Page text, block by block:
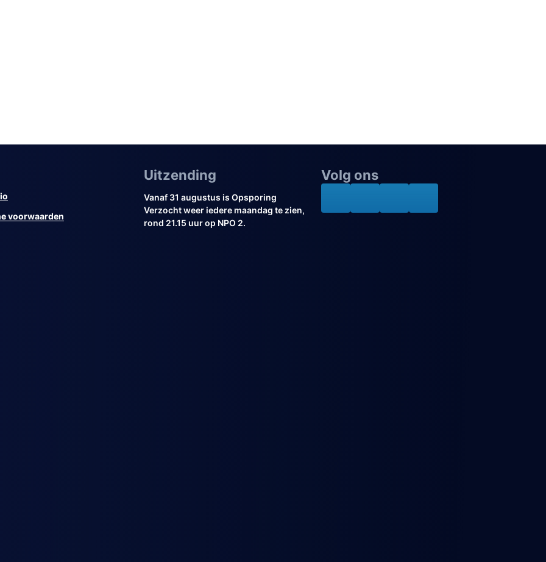
voorwaarden
Uitzending
Vanaf 31 augustus is Opsporing
Verzocht weer iedere maandag te zien,
rond 21.15 uur op NPO 2.
Volg ons